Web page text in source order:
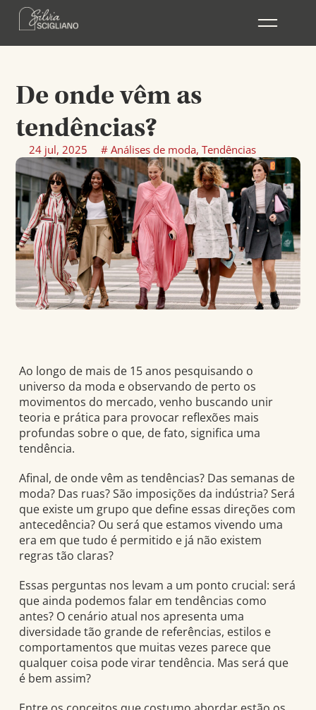
De onde vêm as
tendências?
24 jul, 2025 # Análises de moda,Tendências
Ao longo de mais de 15 anos pesquisando o
universo da moda e observando de perto os
movimentos do mercado, venho buscando unir
teoria e prática para provocar reflexões mais
profundas sobre o que, de fato, significa uma
tendência.
Afinal, de onde vêm as tendências? Das semanas de
moda? Das ruas? São imposições da indústria? Será
que existe um grupo que define essas direções com
antecedência? Ou será que estamos vivendo uma
era em que tudo é permitido e já não existem
regras tão claras?
Essas perguntas nos levam a um ponto crucial: será
que ainda podemos falar em tendências como
antes? O cenário atual nos apresenta uma
diversidade tão grande de referências, estilos e
comportamentos que muitas vezes parece que
qualquer coisa pode virar tendência. Mas será que
é bem assim?